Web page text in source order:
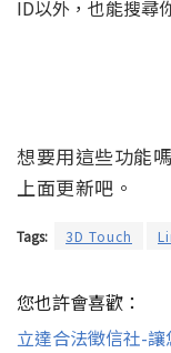
ID以外，也能搜尋
想要用這些功能
上面更新吧。
Tags: 3D Touch
您也許會喜歡：
立達合法徵信社-